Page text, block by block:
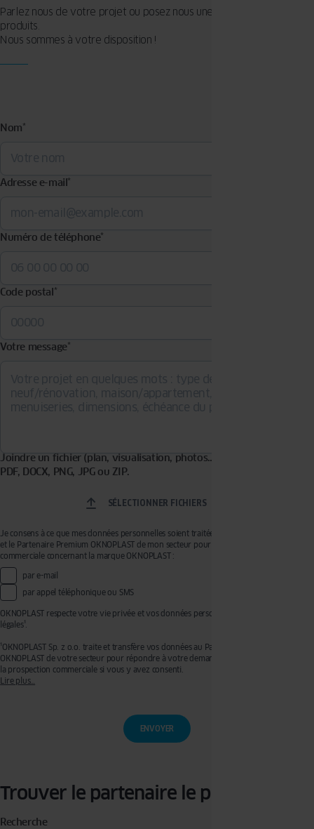
Parlez nous de votre projet ou posez nous une question sur nos
produits.
Nous sommes à votre disposition !
Nom*
Adresse e-mail*
Numéro de téléphone*
Code postal*
Votre message*
Joindre un fichier (plan, visualisation, photos…). Formats acceptés :
PDF, DOCX, PNG, JPG ou ZIP.
SÉLECTIONNER FICHIERS
Je consens à ce que mes données personnelles soient traitées par OKNOPLAST Sp. z o.o.
et le Partenaire Premium OKNOPLAST de mon secteur pour recevoir de la prospection
commerciale concernant la marque OKNOPLAST :
par e-mail
par appel téléphonique ou SMS
OKNOPLAST respecte votre vie privée et vos données personnelles, voir mentions
légales¹.
¹OKNOPLAST Sp. z o.o. traite et transfère vos données au Partenaire Premium
OKNOPLAST de votre secteur pour répondre à votre demande de devis et effectuer de
la prospection commerciale si vous y avez consenti.
l’établissement de votre devis. Vous disposez d’un droit d’accès, de rectification, de
retrait de votre consentement ainsi que d’un droit à l’effacement, à la limitation du
traitement et à la portabilité que vous pouvez exercer en écrivant à l’adresse :
Lire plus…
Trouver le partenaire le plus proche
Recherche